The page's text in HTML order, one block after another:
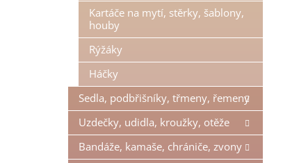
Kartáče na mytí, stěrky, šablony,
houby
Rýžáky
Háčky
Sedla, podbřišníky, třmeny, řemeny
Uzdečky, udidla, kroužky, otěže
Bandáže, kamaše, chrániče, zvony